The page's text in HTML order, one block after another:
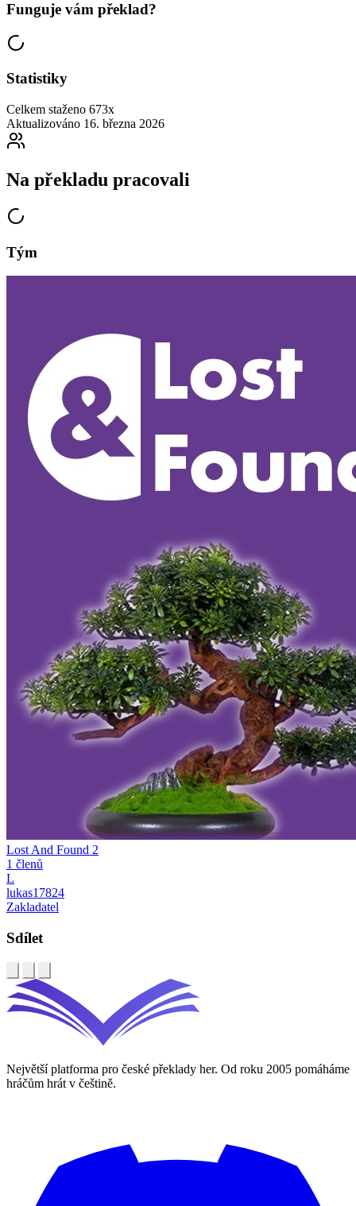
Funguje vám překlad?
Statistiky
Celkem staženo 673x
Aktualizováno 16. března 2026
Na překladu pracovali
Tým
Lost And Found 2
1 členů
L
lukas17824
Zakladatel
Sdílet
Největší platforma pro české překlady her. Od roku 2005 pomáháme
hráčům hrát v češtině.